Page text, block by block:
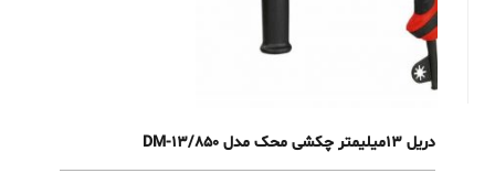
دریل 13میلیمتر چکشی محک مدل DM-13/850